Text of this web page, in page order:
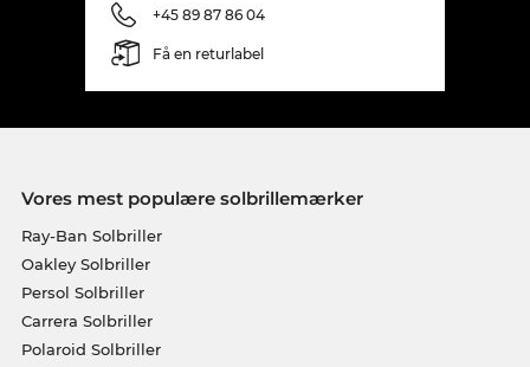
+45 89 87 86 04
Få en returlabel
Vores mest populære solbrillemærker
Ray-Ban Solbriller
Oakley Solbriller
Persol Solbriller
Carrera Solbriller
Polaroid Solbriller